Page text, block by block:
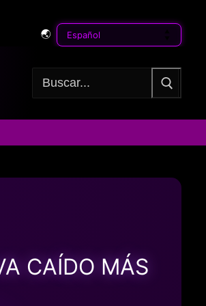
🌏
Buscar:
CAÍDO MÁS